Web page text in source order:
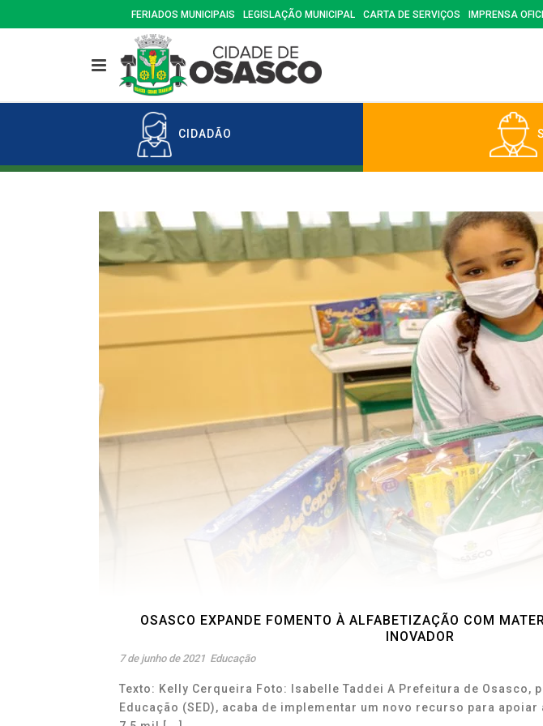
FERIADOS MUNICIPAIS LEGISLAÇÃO MUNICIPAL CARTA DE SERVIÇOS IMPRENSA
CIDADÃO
OSASCO EXPANDE FOMENTO À ALFABETIZAÇÃO COM
INOVADOR
7 de junho de 2021 Educação
Texto: Kelly Cerqueira Foto: Isabelle Taddei A Prefeitura de Osasco,
Educação (SED), acaba de implementar um novo recurso para